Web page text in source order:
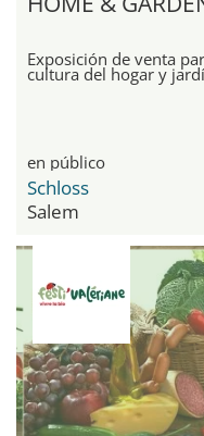
Exposición de venta
cultura del hogar y
en público
Schloss
Salem